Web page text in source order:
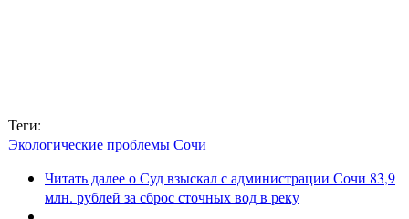
Теги:
Экологические проблемы Сочи
Читать далеео Суд взыскал с администрации Сочи 83,9
млн. рублей за сброс сточных вод в реку